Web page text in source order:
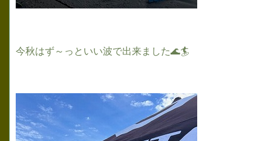
今秋はず～っといい波で出来ました🌊🏄